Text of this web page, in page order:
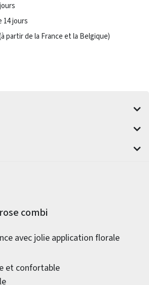
jours
partir de la France et la Belgique)
le produit
combi
avec jolie application florale
et confortable